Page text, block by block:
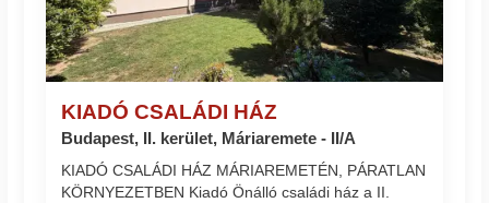
KIADÓ CSALÁDI HÁZ
Budapest, II. kerület, Máriaremete - II/A
KIADÓ CSALÁDI HÁZ MÁRIAREMETÉN, PÁRATLAN
KÖRNYEZETBEN Kiadó Önálló családi ház a II.